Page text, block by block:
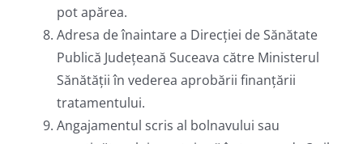
pot apărea.
Adresa de înaintare a Direcției de Sănătate
Publică Județeană Suceava către Ministerul
Sănătății în vederea aprobării finanțării
tratamentului.
Angajamentul scris al bolnavului sau